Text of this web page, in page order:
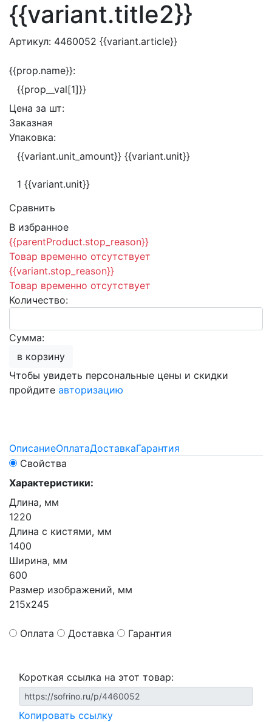
{{variant.title2}}
Артикул: 4460052 {{variant.article}}
{{prop.name}}:
{{prop__val[1]}}
Цена за шт:
Заказная
Упаковка:
{{variant.unit_amount}} {{variant.unit}}
1 {{variant.unit}}
Сравнить
В избранное
{{parentProduct.stop_reason}}
Товар временно отсутствует
{{variant.stop_reason}}
Товар временно отсутствует
Количество:
Сумма:
в корзину
Чтобы увидеть персональные цены и скидки
пройдите авторизацию
ОписаниеОплатаДоставкаГарантия
Свойства
Характеристики:
Длина, мм
1220
Длина с кистями, мм
1400
Ширина, мм
600
Размер изображений, мм
215х245
Оплата Доставка Гарантия
Короткая ссылка на этот товар:
Копировать ссылку